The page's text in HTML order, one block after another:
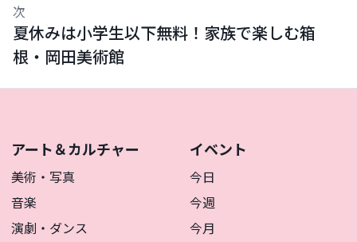
次
夏休みは小学生以下無料！家族で楽しむ箱
根・岡田美術館
アート＆カルチャー
美術・写真
音楽
演劇・ダンス
イベント
今日
今週
今月